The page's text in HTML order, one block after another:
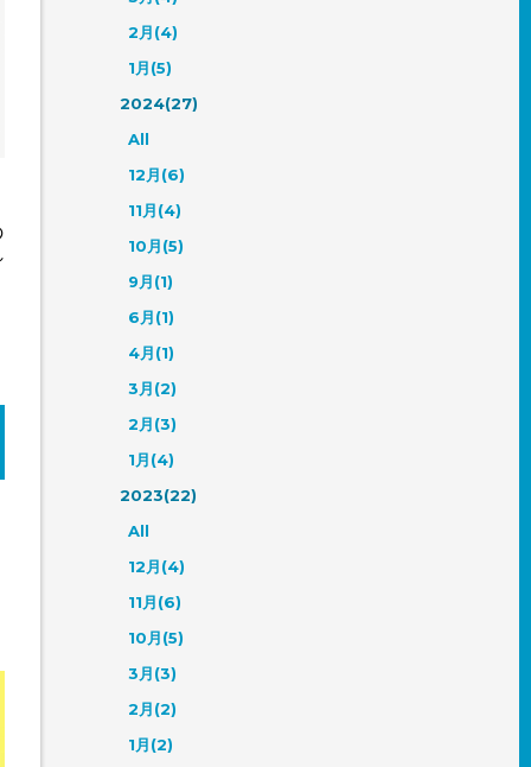
2月(4)
1月(5)
2024(27)
All
12月(6)
11月(4)
10月(5)
9月(1)
6月(1)
4月(1)
3月(2)
2月(3)
1月(4)
2023(22)
All
12月(4)
11月(6)
10月(5)
3月(3)
2月(2)
1月(2)